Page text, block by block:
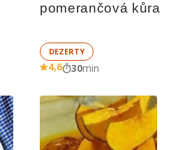
pomerančová kůra
DEZERTY
4,6 30min